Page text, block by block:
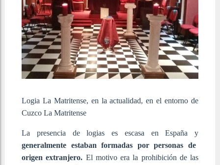
Logia La Matritense, en la actualidad, en el entorno de
Cuzco La Matritense
La presencia de logias es escasa en España y
generalmente estaban formadas por personas de
origen extranjero. El motivo era la prohibición de las